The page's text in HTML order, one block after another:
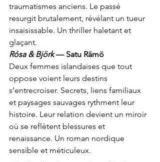
traumatismes anciens. Le passé
resurgit brutalement, révélant un tueur
insaisissable. Un thriller haletant et
glaçant.
Rósa & Björk — Satu Rämö
Deux femmes islandaises que tout
oppose voient leurs destins
s’entrecroiser. Secrets, liens familiaux
et paysages sauvages rythment leur
histoire. Leur relation devient un miroir
où se reflètent blessures et
renaissance. Un roman nordique
sensible et méticuleux.